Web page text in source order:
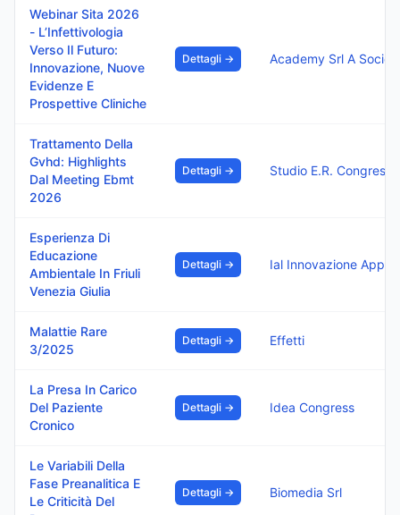
Webinar Sita 2026
- L’Infettivologia
Verso Il Futuro:
Innovazione, Nuove
Evidenze E
Prospettive Cliniche
Dettagli →
Trattamento Della
Gvhd: Highlights
Dal Meeting Ebmt
2026
Dettagli →
Esperienza Di
Educazione
Ambientale In Friuli
Venezia Giulia
Dettagli →
Malattie Rare
3/2025
Dettagli → Effetti
La Presa In Carico
Del Paziente
Cronico
Dettagli → Idea Congress
Le Variabili Della
Fase Preanalitica E
Le Criticità Del
Dettagli → Biomedia Srl